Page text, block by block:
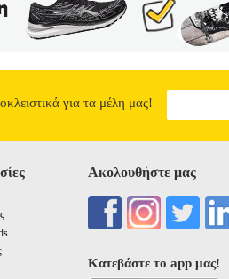
η Αμίλια κερδίζουν ένα δωρεάν
σεναριογράφος Ανταμ
των φίλων, των συγγενών, αλλά
Ο ένας απ τους δυο τους λέει
Δέκα χρόνια μυστικών Μια
για τα μέλη μας!
Ακολουθήστε μας
Κατεβάστε το app μας!